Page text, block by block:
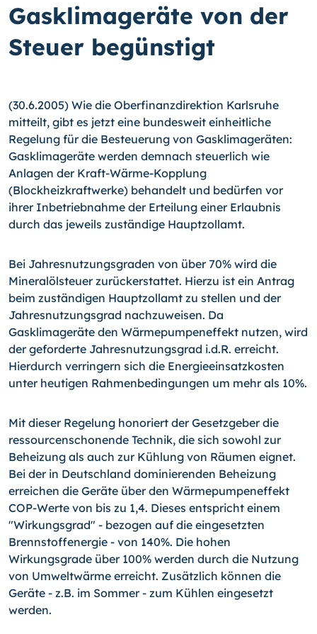
Gasklimageräte von der
Steuer begünstigt
(30.6.2005) Wie die Oberfinanzdirektion Karlsruhe
mitteilt, gibt es jetzt eine bundesweit einheitliche
Regelung für die Besteuerung von Gasklimageräten:
Gasklimageräte werden demnach steuerlich wie
Anlagen der Kraft-Wärme-Kopplung
(Blockheizkraftwerke) behandelt und bedürfen vor
ihrer Inbetriebnahme der Erteilung einer Erlaubnis
durch das jeweils zuständige Hauptzollamt.
Bei Jahresnutzungsgraden von über 70% wird die
Mineralölsteuer zurückerstattet. Hierzu ist ein Antrag
beim zuständigen Hauptzollamt zu stellen und der
Jahresnutzungsgrad nachzuweisen. Da
Gasklimageräte den Wärmepumpeneffekt nutzen, wird
der geforderte Jahresnutzungsgrad i.d.R. erreicht.
Hierdurch verringern sich die Energieeinsatzkosten
unter heutigen Rahmenbedingungen um mehr als 10%.
Mit dieser Regelung honoriert der Gesetzgeber die
ressourcenschonende Technik, die sich sowohl zur
Beheizung als auch zur Kühlung von Räumen eignet.
Bei der in Deutschland dominierenden Beheizung
erreichen die Geräte über den Wärmepumpeneffekt
COP-Werte von bis zu 1,4. Dieses entspricht einem
"Wirkungsgrad" - bezogen auf die eingesetzten
Brennstoffenergie - von 140%. Die hohen
Wirkungsgrade über 100% werden durch die Nutzung
von Umweltwärme erreicht. Zusätzlich können die
Geräte - z.B. im Sommer - zum Kühlen eingesetzt
werden.